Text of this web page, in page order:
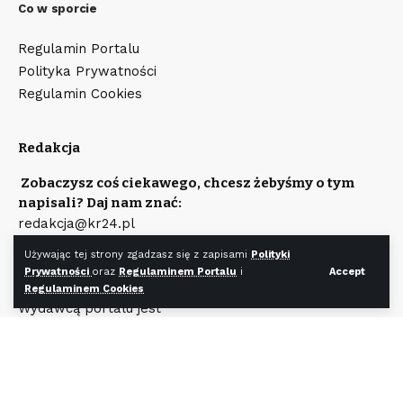
Używając tej strony zgadzasz się z zapisami Polityki
Prywatności oraz Regulaminem Portalu i
Regulaminem Cookies
Accept
Co w sporcie
Regulamin Portalu
Polityka Prywatności
Regulamin Cookies
Redakcja
Zobaczysz coś ciekawego, chcesz żebyśmy o tym
napisali? Daj nam znać:
redakcja@kr24.pl
Napisz:
reklama@kr24.pl
Wydawcą portalu jest